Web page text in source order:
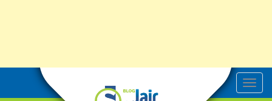
T
o